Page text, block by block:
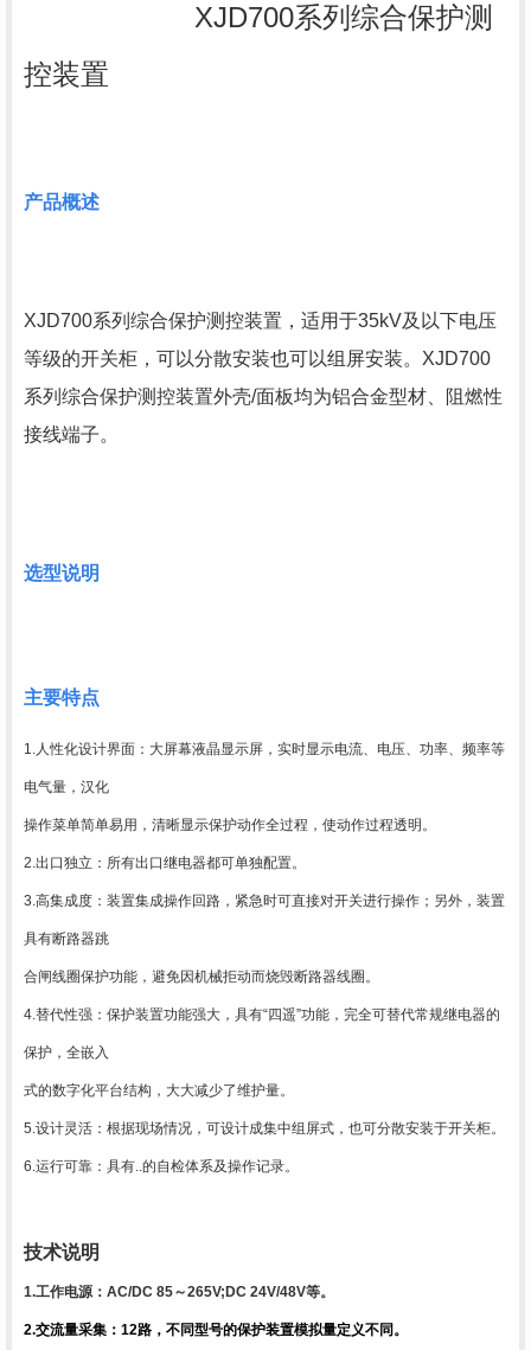
XJD700系列综合保护测
控装置
产品概述
XJD700系列综合保护测控装置，适用于35kV及以下电压
等级的开关柜，可以分散安装也可以组屏安装。XJD700
系列综合保护测控装置外壳/面板均为铝合金型材、阻燃性
接线端子。
选型说明
主要特点
1.人性化设计界面：大屏幕液晶显示屏，实时显示电流、电压、功率、频率等
电气量，汉化
操作菜单简单易用，清晰显示保护动作全过程，使动作过程透明。
2.出口独立：所有出口继电器都可单独配置。
3.高集成度：装置集成操作回路，紧急时可直接对开关进行操作；另外，装置
具有断路器跳
合闸线圈保护功能，避免因机械拒动而烧毁断路器线圈。
4.替代性强：保护装置功能强大，具有“四遥”功能，完全可替代常规继电器的
保护，全嵌入
式的数字化平台结构，大大减少了维护量。
5.设计灵活：根据现场情况，可设计成集中组屏式，也可分散安装于开关柜。
6.运行可靠：具有..的自检体系及操作记录。
技术说明
1.工作电源：AC/DC 85～265V;DC 24V/48V等。
2.交流量采集：12路，不同型号的保护装置模拟量定义不同。